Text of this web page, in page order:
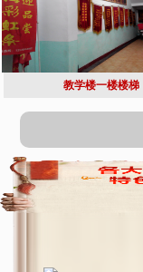
教学楼一楼楼梯